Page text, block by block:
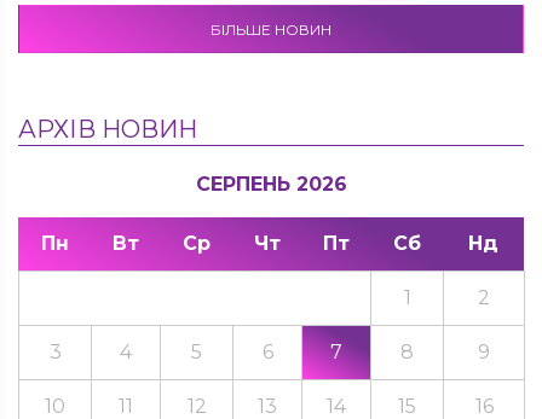
БІЛЬШЕ НОВИН
АРХІВ НОВИН
СЕРПЕНЬ 2026
Пн Вт Ср Чт Пт Сб Нд
1 2
3 4 5 6 7 8 9
10 11 12 13 14 15 16